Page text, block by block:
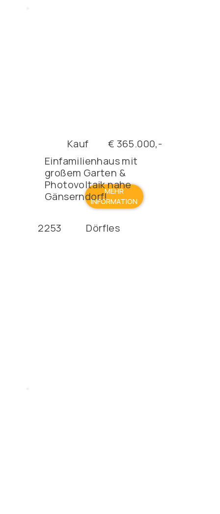
Kauf € 365.000,-
MEHR
INFORMATION
Einfamilienhaus mit
großem Garten &
Photovoltaik nahe
Gänserndorf!
2253 Dörfles